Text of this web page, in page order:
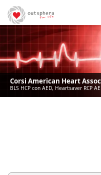
Corsi American Heart
BLS HCP con AED, Heartsaver RCP